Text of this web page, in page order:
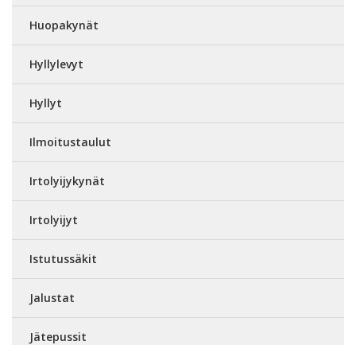
Huopakynät
Hyllylevyt
Hyllyt
Ilmoitustaulut
Irtolyijykynät
Irtolyijyt
Istutussäkit
Jalustat
Jätepussit